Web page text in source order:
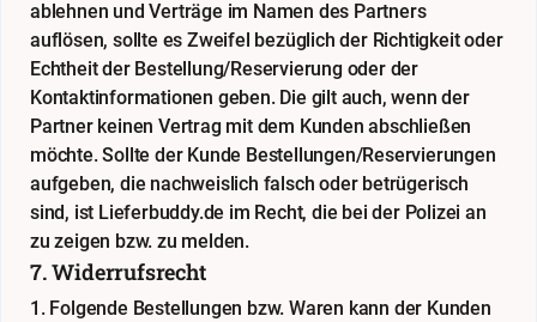
ablehnen und Verträge im Namen des Partners
auflösen, sollte es Zweifel bezüglich der Richtigkeit oder
Echtheit der Bestellung/Reservierung oder der
Kontaktinformationen geben. Die gilt auch, wenn der
Partner keinen Vertrag mit dem Kunden abschließen
möchte. Sollte der Kunde Bestellungen/Reservierungen
aufgeben, die nachweislich falsch oder betrügerisch
sind, ist Lieferbuddy.de im Recht, die bei der Polizei an
zu zeigen bzw. zu melden.
7. Widerrufsrecht
1. Folgende Bestellungen bzw. Waren kann der Kunden